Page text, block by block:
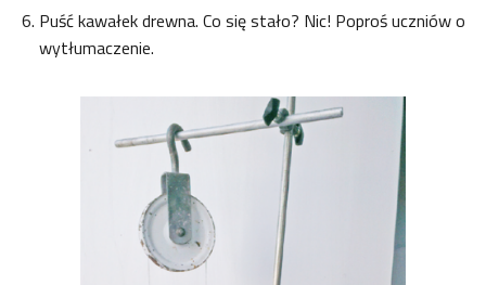
Puść kawałek drewna. Co się stało? Nic! Poproś uczniów o
wytłumaczenie.